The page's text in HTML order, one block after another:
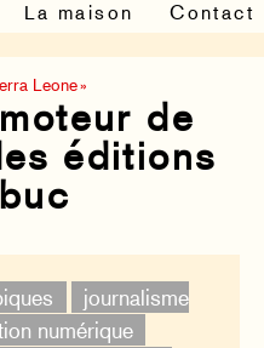
La maison Contact
Leone »
de
éditions
journalisme
numérique